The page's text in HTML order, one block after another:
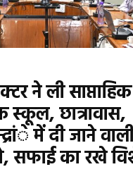
ने ली
स्कूल, छात्रावास,
में दी जाने
सफाई का रखे